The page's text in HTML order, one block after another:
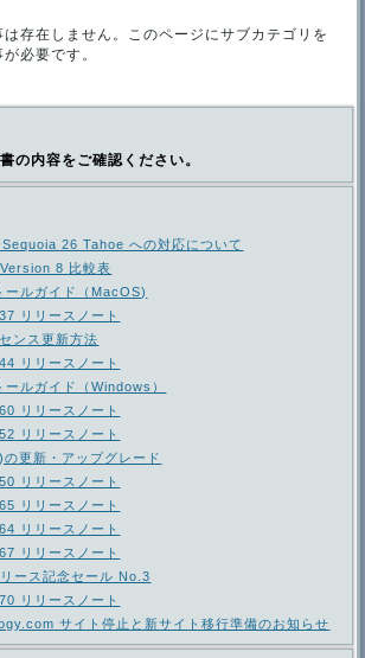
存在しません。このページにサブカテゴリを
必要です。
26 Tahoe への対応について
8 比較表
ールガイド（MacOS)
リリースノート
ンス更新方法
リリースノート
ルガイド（Windows）
リリースノート
リリースノート
更新・アップグレード
リリースノート
リリースノート
リリースノート
リリースノート
ース記念セール No.3
リリースノート
サイト停止と新サイト移行準備のお知らせ